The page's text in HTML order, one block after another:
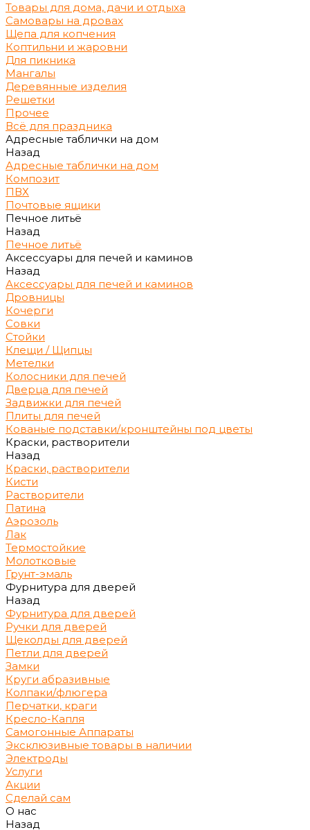
Товары для дома, дачи и отдыха
Самовары на дровах
Щепа для копчения
Коптильни и жаровни
Для пикника
Мангалы
Деревянные изделия
Решетки
Прочее
Всё для праздника
Адресные таблички на дом
Назад
Адресные таблички на дом
Композит
ПВХ
Почтовые ящики
Печное литьё
Назад
Печное литьё
Аксессуары для печей и каминов
Назад
Аксессуары для печей и каминов
Дровницы
Кочерги
Совки
Стойки
Клещи / Щипцы
Метелки
Колосники для печей
Дверца для печей
Задвижки для печей
Плиты для печей
Кованые подставки/кронштейны под цветы
Краски, растворители
Назад
Краски, растворители
Кисти
Растворители
Патина
Аэрозоль
Лак
Термостойкие
Молотковые
Грунт-эмаль
Фурнитура для дверей
Назад
Фурнитура для дверей
Ручки для дверей
Щеколды для дверей
Петли для дверей
Замки
Круги абразивные
Колпаки/флюгера
Перчатки, краги
Кресло-Капля
Самогонные Аппараты
Эксклюзивные товары в наличии
Электроды
Услуги
Акции
Сделай сам
О нас
Назад